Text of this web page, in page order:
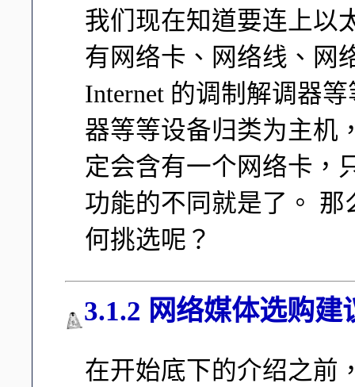
我们现在知道要连上以
有网络卡、网络线、网
Internet 的调制解调器
器等等设备归类为主机
定会含有一个网络卡，
功能的不同就是了。
何挑选呢？
3.1.2 网络媒体选购建
在开始底下的介绍之前